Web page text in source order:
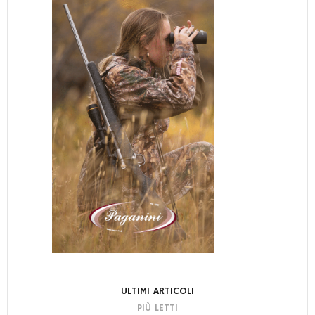
ULTIMI ARTICOLI
PIÙ LETTI